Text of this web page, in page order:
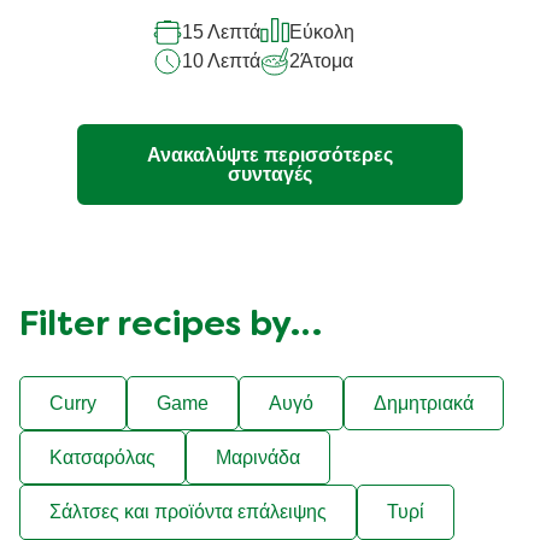
αυτό
το
recipe
15 Λεπτά
Εύκολη
10 Λεπτά
2Άτομα
Ανακαλύψτε περισσότερες
συνταγές
Filter recipes by…
Curry Game Αυγό Δημητριακά
Κατσαρόλας Μαρινάδα
Σάλτσες και προϊόντα επάλειψης Τυρί